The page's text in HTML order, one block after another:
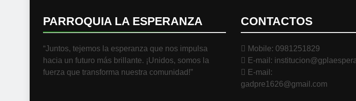
PARROQUIA LA ESPERANZA
“Juntos, tejemos la esperanza que nos impulsa
hacia un futuro más brillante. ¡Unidos, somos la
fuerza que transforma nuestra comunidad!”
CONTACTOS
Mobile: 0981251829
E-mail:
E-mail:
gadpre1626@gmail.com